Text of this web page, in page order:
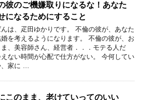
彼のご機嫌取りになるな！あなた
になるためにすること
は、疋田ゆかりです。 不倫の彼が、あなた
婚を考えるようになります。 不倫の彼が、お
、美容師さん、経営者．．．モテる人だ
えない時間が心配で仕方がない。 今何してい
、家に …
このまま、老けていってのいい